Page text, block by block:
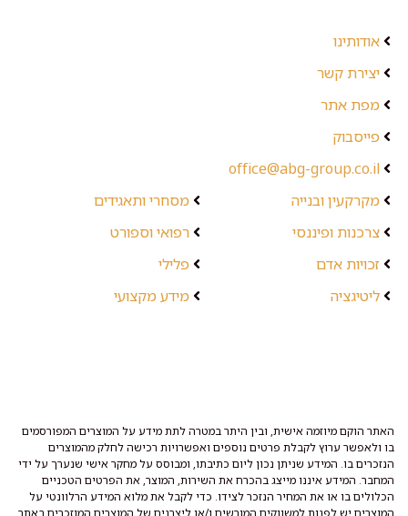
אודותינו
יצירת קשר
מפת אתר
פייסבוק
office@abg-group.co.il
מקרקעין ובנייה
צרכנות ופיננסי
זכויות אדם
ליטיגציה
מסחרי ותאגידים
רפואי וספורט
פלילי
מידע מקצועי
האתר הוקם מיוזמה אישית, ובין היתר במטרה לתת מידע על המוצרים המפורסמים
בו ולאפשר ערוץ לקבלת פרטים נוספים ואפשרויות רכישה לחלק מהמוצרים
הנזכרים בו. המידע שניתן נכון ליום כתיבתו, ומבוסס על מחקר אישי שנערך על ידי
המחבר. המידע איננו מייצג בהכרח את השירות, המוצר, את הפרטים הטכניים
הכלולים בו או את המחיר הנזכר לצידו. כדי לקבל את מלוא המידע הרלוונטי על
המוצרים יש לפנות למשווקים המורשים ו/או ליצרנים של המוצרים המוזכרים באתר.